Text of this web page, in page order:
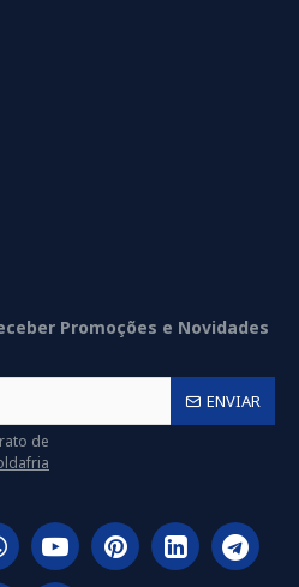
Promoções e Novidades
ENVIAR
de